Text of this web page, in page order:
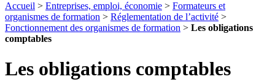
Accueil > Entreprises, emploi, économie > Formateurs et
organismes de formation > Réglementation de l’activité >
Fonctionnement des organismes de formation > Les obligations
comptables
Les obligations comptables